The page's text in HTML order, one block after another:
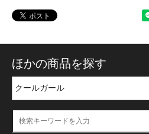
ほかの商品を探す